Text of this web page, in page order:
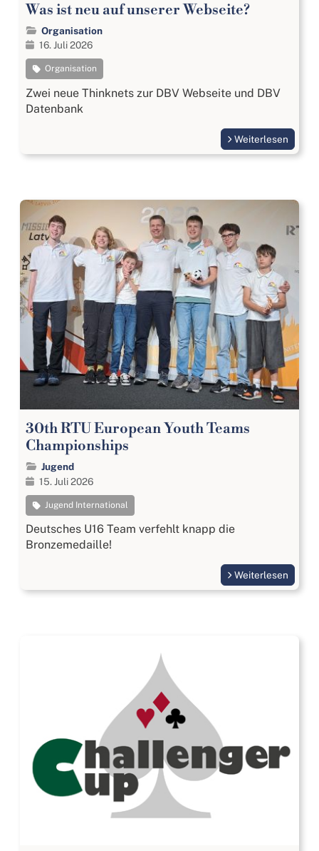
Was ist neu auf unserer Webseite?
Organisation
16. Juli 2026
Organisation
Zwei neue Thinknets zur DBV Webseite und DBV
Datenbank
Weiterlesen
30th RTU European Youth Teams
Championships
Jugend
15. Juli 2026
Jugend International
Deutsches U16 Team verfehlt knapp die
Bronzemedaille!
Weiterlesen